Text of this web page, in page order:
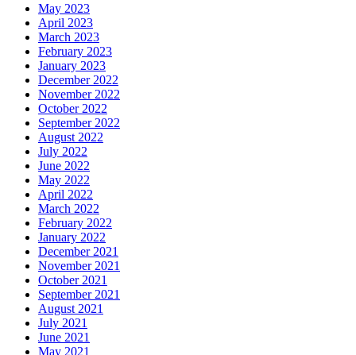
May 2023
April 2023
March 2023
February 2023
January 2023
December 2022
November 2022
October 2022
September 2022
August 2022
July 2022
June 2022
May 2022
April 2022
March 2022
February 2022
January 2022
December 2021
November 2021
October 2021
September 2021
August 2021
July 2021
June 2021
May 2021